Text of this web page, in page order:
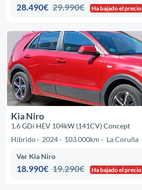
28.490€ 29.990€ Ha bajado el precio
Kia Niro
1.6 GDi HEV 104kW (141CV) Concept
Híbrido
2024 103.000km La Coruña
Ver Kia Niro
18.990€ 19.290€ Ha bajado el precio